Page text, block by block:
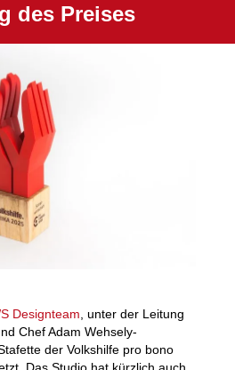
des Preises
Designteam, unter der Leitung
Chef Adam Wehsely-
der Volkshilfe pro bono